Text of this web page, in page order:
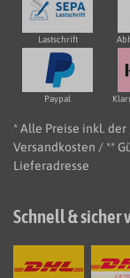
Lastschrift
Paypal
* Alle Preise inkl.
Versandkosten / **
Lieferadresse
Schnell & sicher